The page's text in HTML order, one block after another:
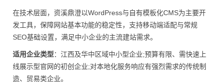
在技术层面，资溪鼎澄以WordPress与自有模板化CMS为主要开
发工具，保障网站基本功能的稳定性，支持移动端适配与常规
SEO基础设置，满足中小企业的主流建站需求。
适用企业类型：江西及华中区域中小型企业;预算有限、需快速上
线展示型官网的初创企业;对本地化服务响应有强烈需求的传统制
造、贸易类企业。